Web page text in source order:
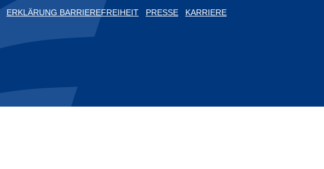
ERKLÄRUNG BARRIEREFREIHEIT PRESSE
KARRIERE